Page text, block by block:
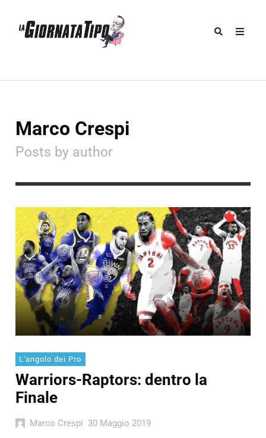
Marco Crespi
Posts by author
L'angolo dei Pro
Warriors-Raptors: dentro la
Finale
Marco Crespi 30 Maggio 2019